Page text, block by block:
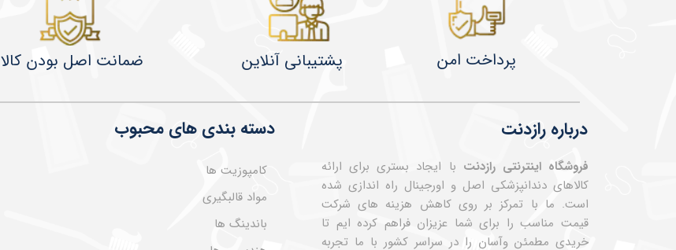
درباره رازدنت
فروشگاه اینترنتی رازدنت با ایجاد بستری برای ارائه
کالاهای دندانپزشکی اصل و اورجینال راه اندازی شده
است. ما با تمرکز بر روی کاهش هزینه های شرکت
قیمت مناسب را برای شما عزیزان فراهم کرده ایم تا
خریدی مطمئن وآسان را در سراسر کشور با ما تجربه
دسته بندی های محبوب
کامپوزیت ها
مواد قالبگیری
باندینگ ها
ضمانت اصل بودن کالا پشتیبانی آنلاین پرداخت امن